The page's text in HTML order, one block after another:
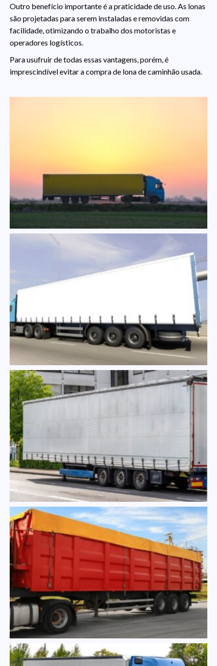
Outro benefício importante é a praticidade de uso. As lonas
são projetadas para serem instaladas e removidas com
facilidade, otimizando o trabalho dos motoristas e
operadores logísticos.
Para usufruir de todas essas vantagens, porém, é
imprescindível evitar a compra de lona de caminhão usada.